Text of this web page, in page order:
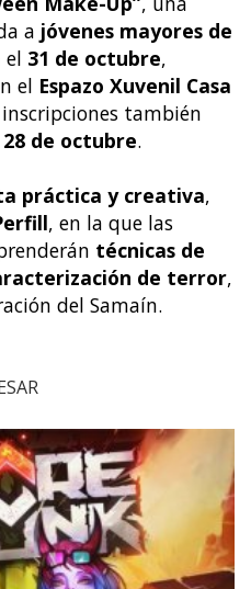
a jóvenes mayores de
el 31 de octubre,
el Espazo Xuvenil Casa
inscripciones también
28 de octubre.
práctica y creativa,
, en la que las
técnicas de
de terror,
del Samaín.